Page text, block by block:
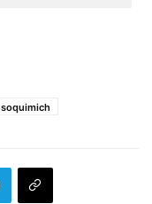
soquimich